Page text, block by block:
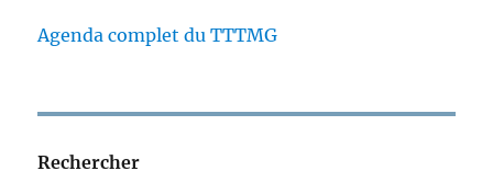
Agenda complet du TTTMG
Rechercher